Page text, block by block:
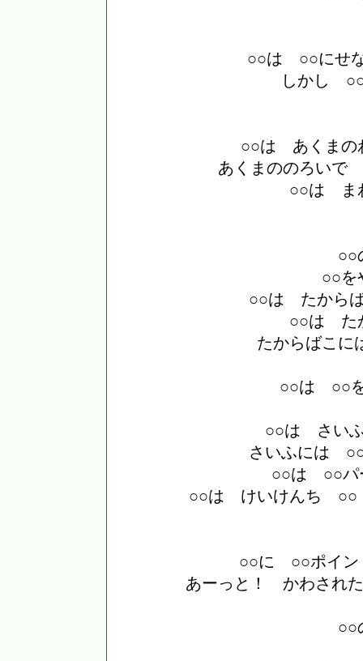
○○は ○○にせ
しかし
○○は あくまの
あくまののろいで
○○は ま
○○
○○を
○○は たから
○○は た
たからばこ
○○は ○○
○○は さい
さいふには
○○は ○○パ
○○は けいけんち
○○に ○○ポイン
あーっと！ かわされ
○○